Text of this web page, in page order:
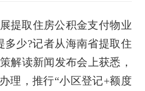
提取住房公积金支付物业
多少?记者从海南省提取住
解读新闻发布会上获悉，
理，推行“小区登记+额度